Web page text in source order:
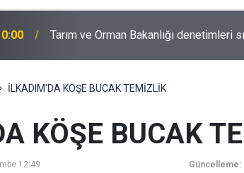
Tarım ve Orman Bakanlığı denetimleri
İLKADIM'DA KÖŞE BUCAK TEMİZLİK
KÖŞE BUCAK
12:49 Güncelleme: